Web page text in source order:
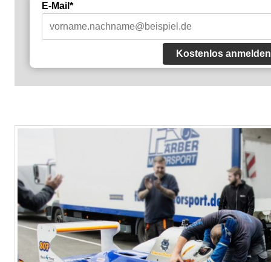
E-Mail*
Kostenlos anmelden